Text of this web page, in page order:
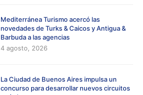
Mediterránea Turismo acercó las
novedades de Turks & Caicos y Antigua &
Barbuda a las agencias
4 agosto, 2026
La Ciudad de Buenos Aires impulsa un
concurso para desarrollar nuevos circuitos